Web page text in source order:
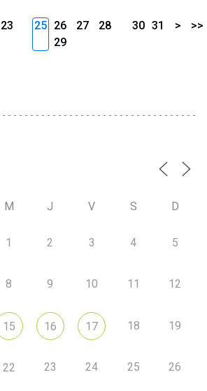
23
25 26 27
28
29
30 31 > >>
M J V S D
1 2 3 4 5
8 9 10 11 12
15 16 17 18 19
22 23 24 25 26